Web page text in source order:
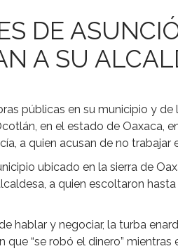
DE
A SU
públicas en su municipio y
en el estado de Oaxaca,
a quien acusan de no trabajar
ubicado en la sierra de
a quien escoltaron
hablar y negociar, la turba
que “se robó el dinero”